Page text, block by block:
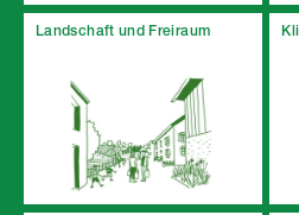
Landschaft und Freiraum